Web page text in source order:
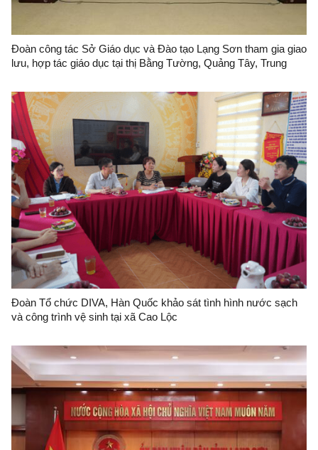
Đoàn công tác Sở Giáo dục và Đào tạo Lạng Sơn tham gia giao
lưu, hợp tác giáo dục tại thị Bằng Tường, Quảng Tây, Trung
Đoàn Tổ chức DIVA, Hàn Quốc khảo sát tình hình nước sạch
và công trình vệ sinh tại xã Cao Lộc